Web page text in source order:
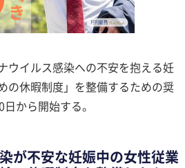
ウイルス感染への不安を抱える妊
の休暇制度」を整備するための奨
から開始する。
が不安な妊娠中の女性従業